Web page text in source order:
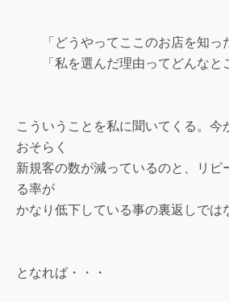
「どうやってここのお店を知っ
「私を選んだ理由ってどんなと
こういうことを私に聞いてくる。今
おそらく
新規客の数が減っているのと、リピ
る率が
かなり低下している事の裏返しでは
となれば・・・